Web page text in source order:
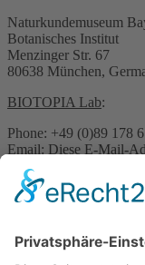
Naturkundemuseum
Botanisches Institut
Menzinger Str. 67
80638 München,
BIOTOPIA Lab:
Phone: +49 (0)89 178
Email: Diese E-Mail-
Anzeige muss
Pressekontakt:
Anzeige muss